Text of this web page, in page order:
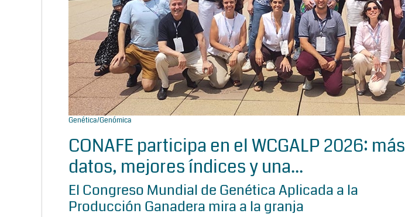
Genética/Genómica
CONAFE participa en el WCGALP 2026: más
datos, mejores índices y una...
El Congreso Mundial de Genética Aplicada a la
Producción Ganadera mira a la granja